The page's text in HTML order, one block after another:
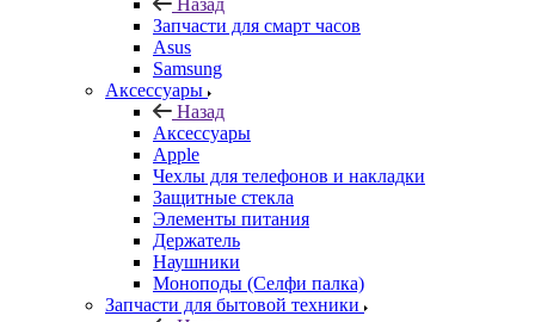
Назад
Запчасти для смарт часов
Asus
Samsung
Аксессуары
Назад
Аксессуары
Apple
Чехлы для телефонов и накладки
Защитные стекла
Элементы питания
Держатель
Наушники
Моноподы (Селфи палка)
Запчасти для бытовой техники